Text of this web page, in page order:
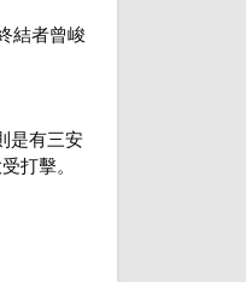
結者曾峻
是有三安
打擊。